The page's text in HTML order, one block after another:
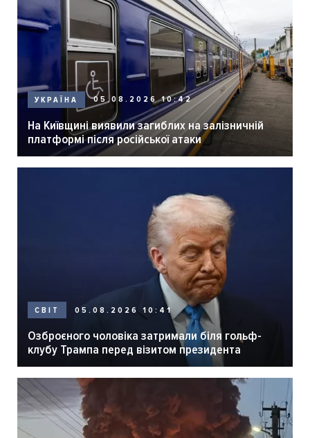
УКРАЇНА 05.08.2026 10:42
На Київщині виявили загиблих на залізничній
платформі після російської атаки
СВІТ 05.08.2026 10:41
Озброєного чоловіка затримали біля гольф-
клубу Трампа перед візитом президента